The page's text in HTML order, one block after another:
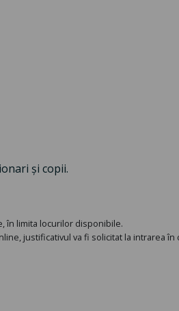
și copii.
în limita locurilor disponibile.
justificativul va fi solicitat la intrarea în